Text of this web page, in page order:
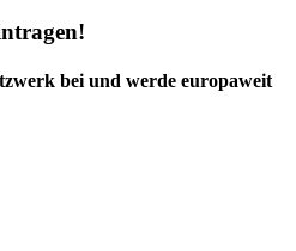
bei und werde europaweit